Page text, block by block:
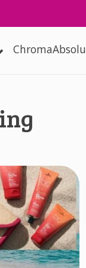
ChromaAbsolu